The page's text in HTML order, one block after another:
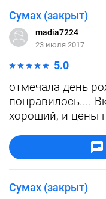
Сумах (закрыт)
madia7224
23 июля 2017
5.0
отмечала день
понравилось....
хороший, и цены
Сумах (закрыт)